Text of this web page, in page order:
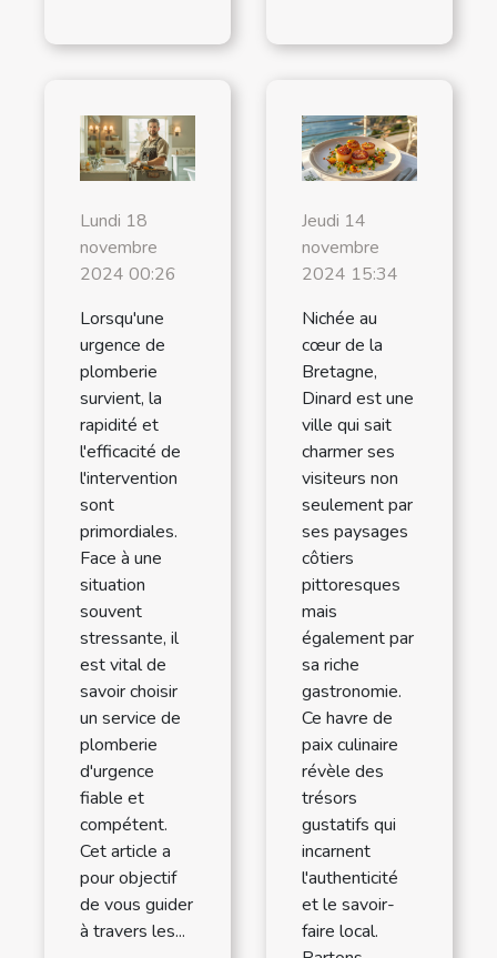
Lundi 18
novembre
2024 00:26
Lorsqu'une
urgence de
plomberie
survient, la
rapidité et
l'efficacité de
l'intervention
sont
primordiales.
Face à une
situation
souvent
stressante, il
est vital de
savoir choisir
un service de
plomberie
d'urgence
fiable et
compétent.
Cet article a
pour objectif
de vous guider
à travers les...
Jeudi 14
novembre
2024 15:34
Nichée au
cœur de la
Bretagne,
Dinard est une
ville qui sait
charmer ses
visiteurs non
seulement par
ses paysages
côtiers
pittoresques
mais
également par
sa riche
gastronomie.
Ce havre de
paix culinaire
révèle des
trésors
gustatifs qui
incarnent
l'authenticité
et le savoir-
faire local.